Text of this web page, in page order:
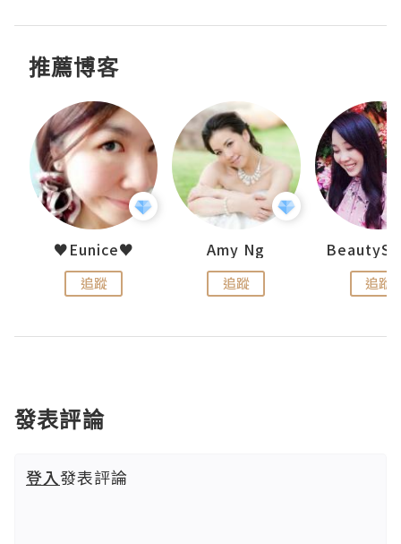
推薦博客
♥Eunice♥
追蹤
Amy Ng
追蹤 追蹤
發表評論
登入發表評論